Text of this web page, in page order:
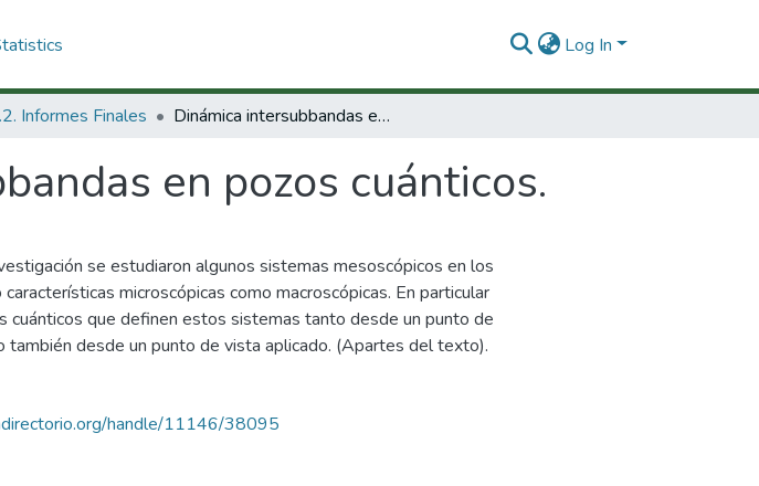
Log In
Informes Finales Dinámica intersubbandas en pozos cuánticos.
en pozos cuánticos.
se estudiaron algunos sistemas mesoscópicos en los
microscópicas como macroscópicas. En particular
cuánticos que definen estos sistemas tanto desde un punto de
también desde un punto de vista aplicado. (Apartes del texto).
handle/11146/38095